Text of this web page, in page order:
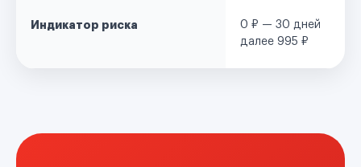
Индикатор риска
0 ₽ — 30 дней
далее 995 ₽